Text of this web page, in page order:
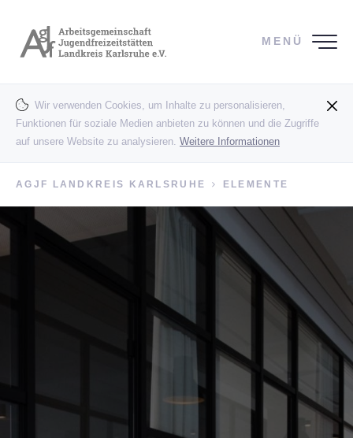
MENÜ
Wir verwenden Cookies, um Inhalte zu personalisieren,
Funktionen für soziale Medien anbieten zu können und die Zugriffe
auf unsere Website zu analysieren. Weitere Informationen
AGJF LANDKREIS KARLSRUHE ELEMENTE